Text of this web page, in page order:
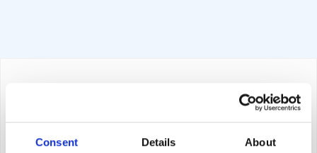
Consent Details About